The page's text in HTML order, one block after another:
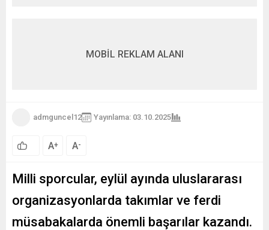
MOBİL REKLAM ALANI
admguncel12 Yayınlama: 03.10.2025
A+ A-
Milli sporcular, eylül ayında uluslararası
organizasyonlarda takımlar ve ferdi
müsabakalarda önemli başarılar kazandı.